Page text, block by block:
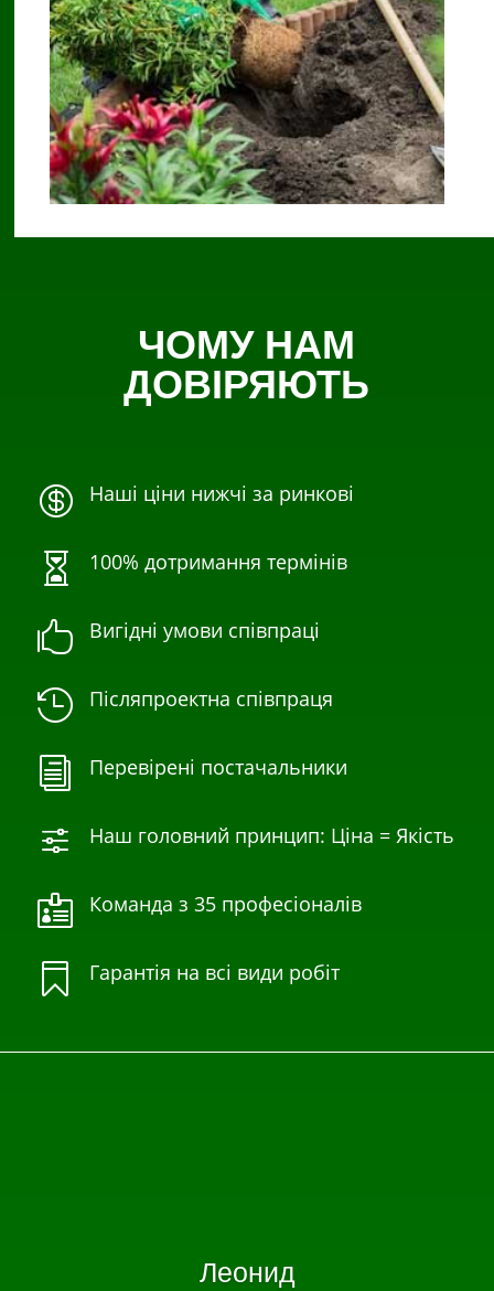
ЧОМУ НАМ
ДОВІРЯЮТЬ
 Наші ціни нижчі за ринкові
 100% дотримання термінів
 Вигідні умови співпраці
 Післяпроектна співпраця
i Перевірені постачальники
f Наш головний принцип: Ціна = Якість
 Команда з 35 професіоналів
 Гарантія на всі види робіт
Леонид